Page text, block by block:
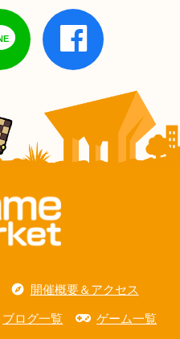
開催概要＆アクセス
ブログ一覧 ゲーム一覧